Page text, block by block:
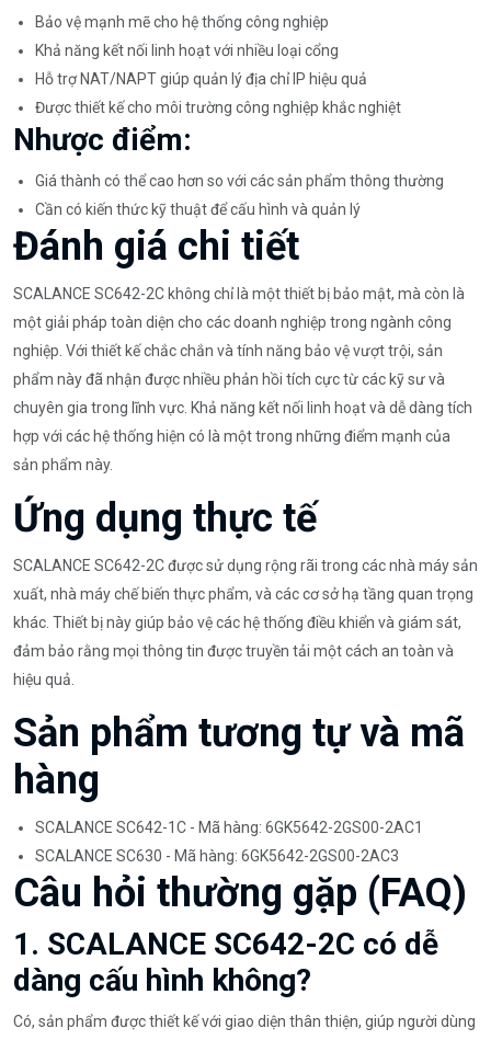
Bảo vệ mạnh mẽ cho hệ thống công nghiệp
Khả năng kết nối linh hoạt với nhiều loại cổng
Hỗ trợ NAT/NAPT giúp quản lý địa chỉ IP hiệu quả
Được thiết kế cho môi trường công nghiệp khắc nghiệt
Nhược điểm:
Giá thành có thể cao hơn so với các sản phẩm thông thường
Cần có kiến thức kỹ thuật để cấu hình và quản lý
Đánh giá chi tiết
SCALANCE SC642-2C không chỉ là một thiết bị bảo mật, mà còn là
một giải pháp toàn diện cho các doanh nghiệp trong ngành công
nghiệp. Với thiết kế chắc chắn và tính năng bảo vệ vượt trội, sản
phẩm này đã nhận được nhiều phản hồi tích cực từ các kỹ sư và
chuyên gia trong lĩnh vực. Khả năng kết nối linh hoạt và dễ dàng tích
hợp với các hệ thống hiện có là một trong những điểm mạnh của
sản phẩm này.
Ứng dụng thực tế
SCALANCE SC642-2C được sử dụng rộng rãi trong các nhà máy sản
xuất, nhà máy chế biến thực phẩm, và các cơ sở hạ tầng quan trọng
khác. Thiết bị này giúp bảo vệ các hệ thống điều khiển và giám sát,
đảm bảo rằng mọi thông tin được truyền tải một cách an toàn và
hiệu quả.
Sản phẩm tương tự và mã
hàng
SCALANCE SC642-1C - Mã hàng: 6GK5642-2GS00-2AC1
SCALANCE SC630 - Mã hàng: 6GK5642-2GS00-2AC3
Câu hỏi thường gặp (FAQ)
1. SCALANCE SC642-2C có dễ
dàng cấu hình không?
Có, sản phẩm được thiết kế với giao diện thân thiện, giúp người dùng